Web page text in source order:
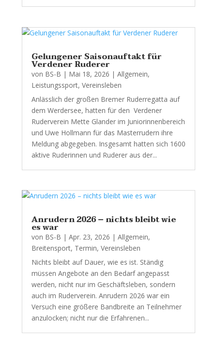
Gelungener Saisonauftakt für
Verdener Ruderer
von BS-B | Mai 18, 2026 | Allgemein,
Leistungssport, Vereinsleben
Anlässlich der großen Bremer Ruderregatta auf
dem Werdersee, hatten für den Verdener
Ruderverein Mette Glander im Juniorinnenbereich
und Uwe Hollmann für das Masterrudern ihre
Meldung abgegeben. Insgesamt hatten sich 1600
aktive Ruderinnen und Ruderer aus der...
Anrudern 2026 – nichts bleibt wie
es war
von BS-B | Apr. 23, 2026 | Allgemein,
Breitensport, Termin, Vereinsleben
Nichts bleibt auf Dauer, wie es ist. Ständig
müssen Angebote an den Bedarf angepasst
werden, nicht nur im Geschäftsleben, sondern
auch im Ruderverein. Anrudern 2026 war ein
Versuch eine größere Bandbreite an Teilnehmer
anzulocken; nicht nur die Erfahrenen...